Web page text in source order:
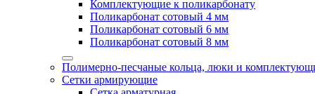
Комплектующие к поликарбонату
Поликарбонат сотовый 4 мм
Поликарбонат сотовый 6 мм
Поликарбонат сотовый 8 мм
Полимерно-песчаные кольца, люки и
Сетки армирующие